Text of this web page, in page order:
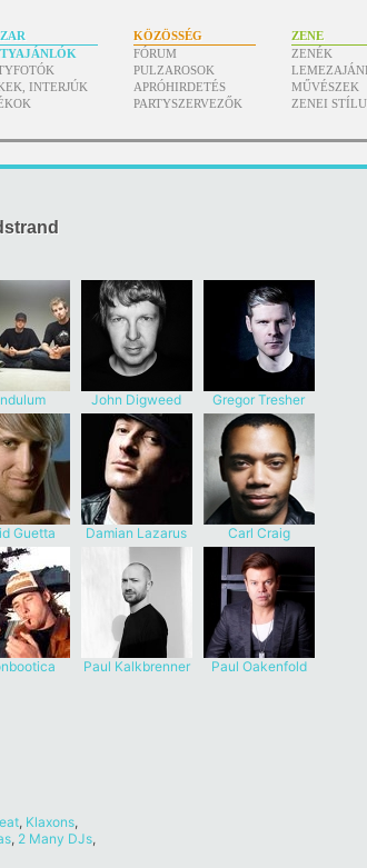
INTERJÚK
KÖZÖSSÉG
FÓRUM
PULZAROSOK
APRÓHIRDETÉS
PARTYSZERVEZŐK
ZENE
ZENÉK
MŰVÉSZEK
ZENEI
John Digweed Gregor Tresher
Guetta Damian Lazarus Carl Craig
Paul Kalkbrenner Paul Oakenfold
, Klaxons,
, 2 Many DJs,